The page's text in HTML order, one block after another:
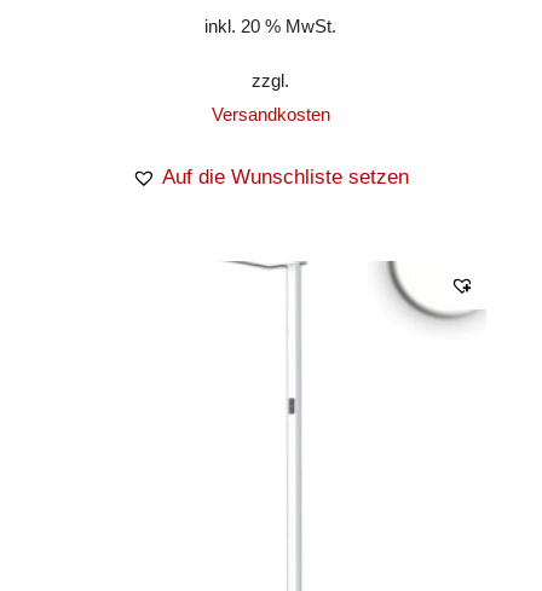
inkl. 20 % MwSt.
zzgl.
Versandkosten
Auf die Wunschliste setzen